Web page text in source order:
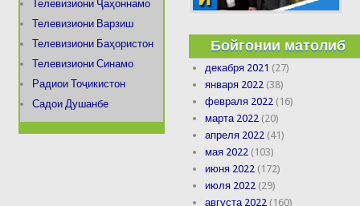
Телевизиони Ҷаҳоннамо
Телевизиони Варзиш
Телевизиони Баҳористон
Телевизиони Синамо
Радиои Тоҷикистон
Садои Душанбе
Бойгонии матолиб
декабря 2021 (27)
января 2022 (38)
февраля 2022 (16)
марта 2022 (20)
апреля 2022 (41)
мая 2022 (103)
июня 2022 (172)
июля 2022 (29)
августа 2022 (160)